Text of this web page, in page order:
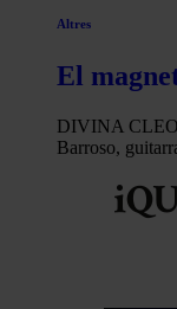
Altres
El
DIVINA
Barroso,